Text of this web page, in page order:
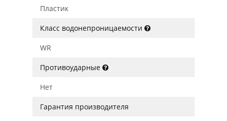
Пластик
Класс водонепроницаемости
WR
Противоударные
Нет
Гарантия производителя